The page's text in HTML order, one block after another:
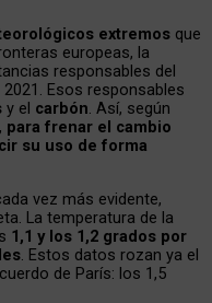
extremos que
europeas, la
responsables del
Esos responsables
y el carbón. Así, según
para frenar el cambio
su uso de forma
vez más evidente,
La temperatura de la
1,1 y los 1,2 grados por
. Estos datos rozan ya el
de París: los 1,5